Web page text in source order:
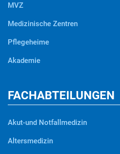
MVZ
Medizinische Zentren
Pflegeheime
Akademie
FACHABTEILUNGEN
Akut-und Notfallmedizin
Altersmedizin